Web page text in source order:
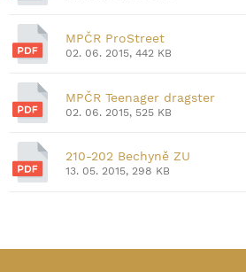
MPČR ProStreet
02. 06. 2015, 442 KB
MPČR Teenager dragster
02. 06. 2015, 525 KB
210-202 Bechyně ZU
13. 05. 2015, 298 KB